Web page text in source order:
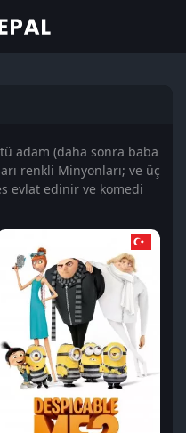
adam (daha sonra baba
renkli Minyonları; ve üç
evlat edinir ve komedi